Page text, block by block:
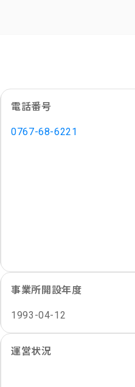
電話番号
0767-68-6221
事業所開設年度
1993-04-12
運営状況